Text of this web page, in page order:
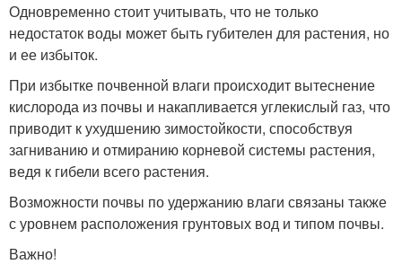
Одновременно стоит учитывать, что не только
недостаток воды может быть губителен для растения, но
и ее избыток.
При избытке почвенной влаги происходит вытеснение
кислорода из почвы и накапливается углекислый газ, что
приводит к ухудшению зимостойкости, способствуя
загниванию и отмиранию корневой системы растения,
ведя к гибели всего растения.
Возможности почвы по удержанию влаги связаны также
с уровнем расположения грунтовых вод и типом почвы.
Важно!